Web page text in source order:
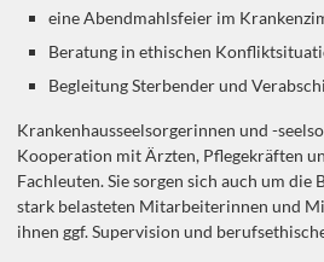
eine Abendmahlsfeier im
Beratung in ethischen
Begleitung Sterbender und
Krankenhausseelsorgerinnen und -
Kooperation mit Ärzten, Pflegekräften
Fachleuten. Sie sorgen sich auch um
stark belasteten Mitarbeiterinnen und
ihnen ggf. Supervision und